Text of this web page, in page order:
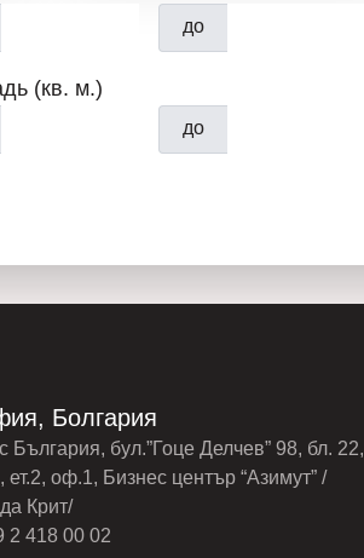
до
(кв. м.)
до
Болгария
България, бул.”Гоце Делчев” 98, бл. 22,
ет.2, оф.1, Бизнес център “Азимут” /
Крит/
2 418 00 02